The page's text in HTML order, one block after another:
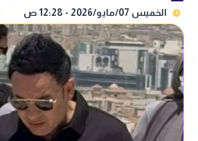
الخميس 07/مايو/2026 - 12:28 ص